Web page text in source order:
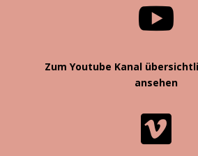

Zum Youtube Kanal
ansehen
